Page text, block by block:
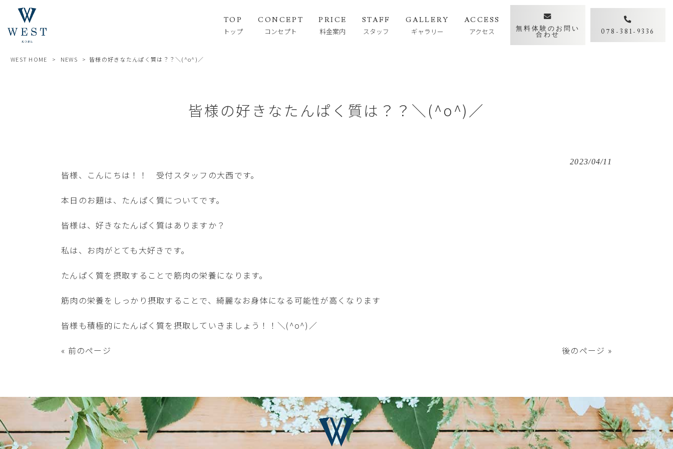
TOP
トップ
CONCEPT
コンセプト
PRICE
料金案内
STAFF
スタッフ
GALLERY
ギャラリー
ACCESS
アクセス
無料体験のお問い
合わせ 078-381-9336
WEST HOME > NEWS > 皆様の好きなたんぱく質は？？＼(^o^)／
皆様の好きなたんぱく質は？？＼(^o^)／
2023/04/11
皆様、こんにちは！！ 受付スタッフの大西です。
本日のお題は、たんぱく質についてです。
皆様は、好きなたんぱく質はありますか？
私は、お肉がとても大好きです。
たんぱく質を摂取することで筋肉の栄養になります。
筋肉の栄養をしっかり摂取することで、綺麗なお身体になる可能性が高くなります
皆様も積極的にたんぱく質を摂取していきましょう！！＼(^o^)／
« 前のページ 後のページ »